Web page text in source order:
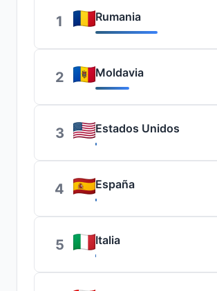
1 Rumania
2 Moldavia
3 Estados Unidos
4 España
5 Italia